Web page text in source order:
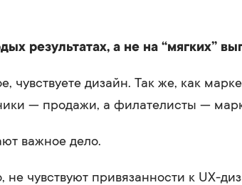
результатах, а не на “мягких”
чувствуете дизайн. Так же, как
— продажи, а филателисты —
важное дело.
чувствуют привязанности к UX-